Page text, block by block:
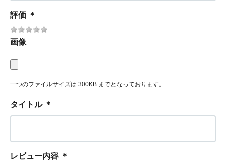
評価 ＊
画像
一つのファイルサイズは 300KB までとなっております。
タイトル ＊
レビュー内容 ＊